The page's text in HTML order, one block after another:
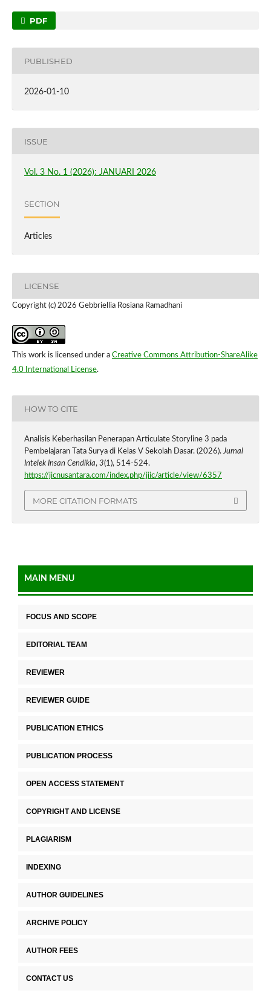
PDF
PUBLISHED
2026-01-10
ISSUE
Vol. 3 No. 1 (2026): JANUARI 2026
SECTION
Articles
LICENSE
Copyright (c) 2026 Gebbriellia Rosiana Ramadhani
This work is licensed under a Creative Commons Attribution-ShareAlike
4.0 International License.
HOW TO CITE
Analisis Keberhasilan Penerapan Articulate Storyline 3 pada
Pembelajaran Tata Surya di Kelas V Sekolah Dasar. (2026).Jurnal
Intelek Insan Cendikia, 3(1), 514-524.
https://jicnusantara.com/index.php/jiic/article/view/6357
MORE CITATION FORMATS
MAIN MENU
FOCUS AND SCOPE
EDITORIAL TEAM
REVIEWER
REVIEWER GUIDE
PUBLICATION ETHICS
PUBLICATION PROCESS
OPEN ACCESS STATEMENT
COPYRIGHT AND LICENSE
PLAGIARISM
INDEXING
AUTHOR GUIDELINES
ARCHIVE POLICY
AUTHOR FEES
CONTACT US